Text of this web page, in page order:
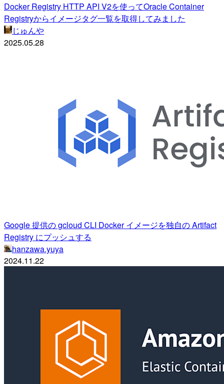
Docker Registry HTTP API V2を使ってOracle Container
Registryからイメージタグ一覧を取得してみました
じゅんや
2025.05.28
Google 提供の gcloud CLI Docker イメージを独自の Artifact
Registry にプッシュする
hanzawa.yuya
2024.11.22